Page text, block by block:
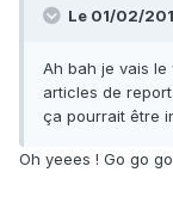
Le 01/02/
Ah bah je vais le
articles de
ça pourrait être
Oh yeees ! Go go go